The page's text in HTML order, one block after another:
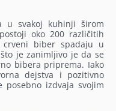
u svakoj kuhinji širom
oko 200 različitih
biber spadaju u
je zanimljivo je da se
bibera priprema. Iako
dejstva i pozitivno
izdvaja svojim